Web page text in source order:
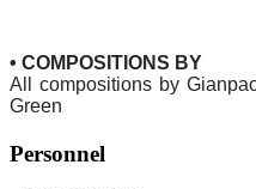
• COMPOSITIONS BY
All compositions by
Green
Personnel